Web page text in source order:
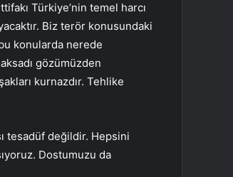
Türkiye’nin temel harcı
Biz terör konusundaki
konularda nerede
gözümüzden
kurnazdır. Tehlike
tesadüf değildir. Hepsini
Dostumuzu da